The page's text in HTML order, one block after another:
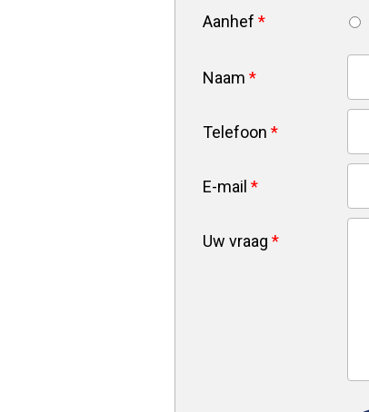
Aanhef *
Naam *
Telefoon *
E-mail *
Uw vraag *